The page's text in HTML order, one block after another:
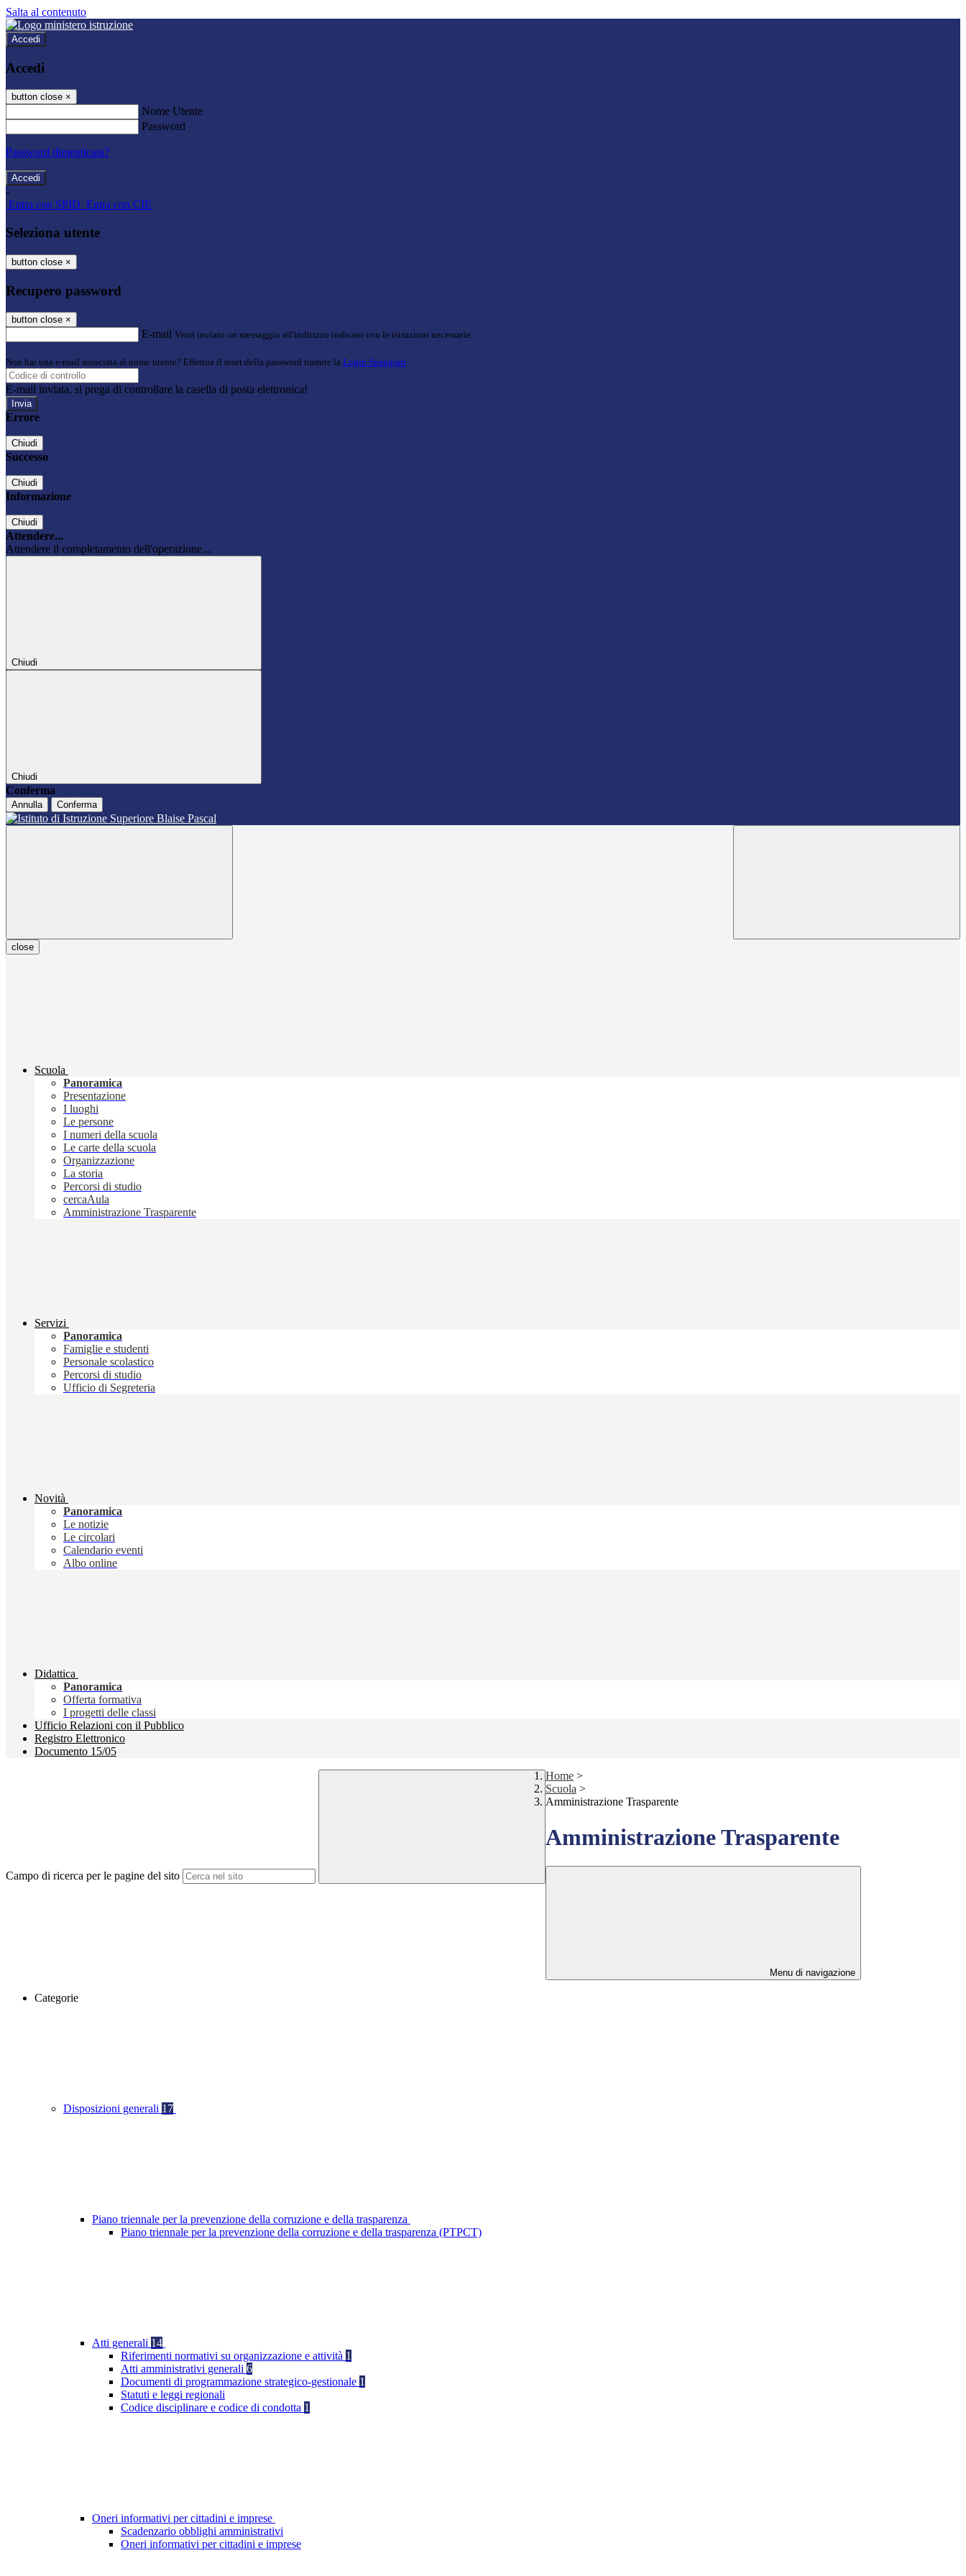
Salta al contenuto
Accedi
Accedi
button close ×
Nome Utente
Password
Password dimenticata?
-
Entra con SPID Entra con CIE
Seleziona utente
button close ×
Recupero password
button close ×
E-mail Verrà inviato un messaggio all'indirizzo indicato con le istruzioni necessarie.
Non hai una e-mail associata al nome utente? Effettua il reset della password tramite la Login Spaggiari
E-mail inviata, si prega di controllare la casella di posta elettronica!
Errore
Chiudi
Successo
Chiudi
Informazione
Chiudi
Attendere...
Attendere il completamento dell'operazione...
Chiudi
Chiudi
Conferma
Annulla Conferma
close
Scuola
Panoramica
Presentazione
I luoghi
Le persone
I numeri della scuola
Le carte della scuola
Organizzazione
La storia
Percorsi di studio
cercaAula
Amministrazione Trasparente
Servizi
Panoramica
Famiglie e studenti
Personale scolastico
Percorsi di studio
Ufficio di Segreteria
Novità
Panoramica
Le notizie
Le circolari
Calendario eventi
Albo online
Didattica
Panoramica
Offerta formativa
I progetti delle classi
Ufficio Relazioni con il Pubblico
Registro Elettronico
Documento 15/05
Campo di ricerca per le pagine del sito
Home >
Scuola >
Amministrazione Trasparente
Amministrazione Trasparente
Menu di navigazione
Categorie
Disposizioni generali 17
Piano triennale per la prevenzione della corruzione e della trasparenza
Piano triennale per la prevenzione della corruzione e della trasparenza (PTPCT)
Atti generali 14
Riferimenti normativi su organizzazione e attività 1
Atti amministrativi generali 6
Documenti di programmazione strategico-gestionale 1
Statuti e leggi regionali
Codice disciplinare e codice di condotta 1
Oneri informativi per cittadini e imprese
Scadenzario obblighi amministrativi
Oneri informativi per cittadini e imprese